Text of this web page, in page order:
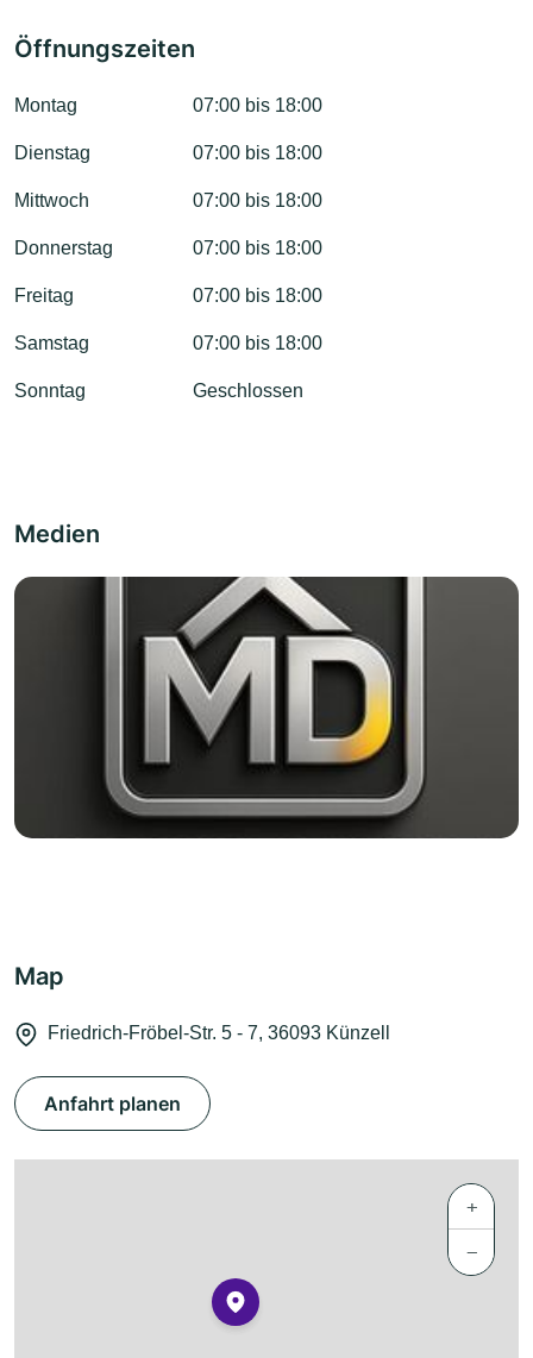
Öffnungszeiten
Montag 07:00 bis 18:00
Dienstag 07:00 bis 18:00
Mittwoch 07:00 bis 18:00
Donnerstag 07:00 bis 18:00
Freitag 07:00 bis 18:00
Samstag 07:00 bis 18:00
Sonntag Geschlossen
Medien
Map
Friedrich-Fröbel-Str. 5 - 7, 36093 Künzell
Anfahrt planen
+
−